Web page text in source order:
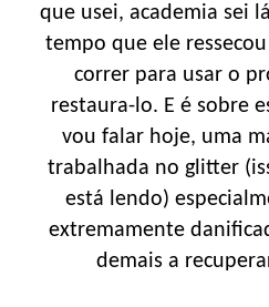
que usei, academia sei
tempo que ele
correr para usar o
restaura-lo. E é sobre
vou falar hoje, uma
trabalhada no glitter
está lendo)
extremamente
demais a